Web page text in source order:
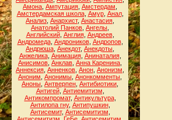
Амона Ампутация Амстердам
Амстердамская школа, Амур, Анал,
Анализ Анархист, Анастасия
Анатолий Панков Ангелы
Английский, Англия, Андреев,
Андромеда, Андроников, Андропов,
Андрюша Анекдот, Анекдоты
Анжелика, Анимация, Анинаталия,
Анисимов Анклав Анна Каренина
Аннексия Анненков Анон Анонизм
Аноним Анонимы Анонкомменты
Аноны Антверпен Антибиотики
Антигей, Антиемитизм
Антикомпромат, Антикультура,
Антилопа гну, Антипушкин,
Антисемит, Антисемитизм